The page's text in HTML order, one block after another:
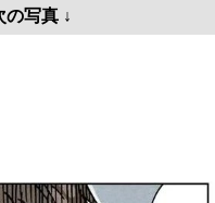
の写真 ↓